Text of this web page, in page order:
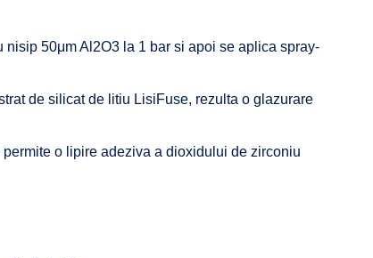
50μm Al2O3 la 1 bar si apoi se aplica spray-
de silicat de litiu LisiFuse, rezulta o glazurare
o lipire adeziva a dioxidului de zirconiu